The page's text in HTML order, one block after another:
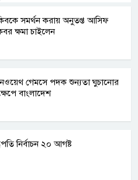
সমর্থন করায় অনুতপ্ত আসিফ
ক্ষমা চাইলেন
গেমসে পদক শুন্যতা ঘুচানোর
বাংলাদেশ
নির্বাচন ২০ আগষ্ট